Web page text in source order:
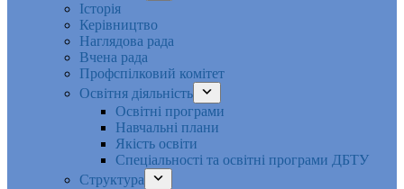
Історія
Керівництво
Наглядова рада
Вчена рада
Профспілковий комітет
Освітня діяльність
Освітні програми
Навчальні плани
Якість освіти
Спеціальності та освітні програми ДБТУ
Структура